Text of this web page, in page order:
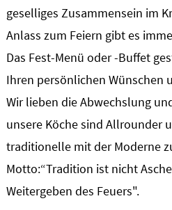
geselliges Zusammensein im
Anlass zum Feiern gibt es
Das Fest-Menü oder -Buffet
Ihren persönlichen Wünschen
Wir lieben die Abwechslung
unsere Köche sind Allrounder
traditionelle mit der Moderne
Motto:“Tradition ist nicht
Weitergeben des Feuers".